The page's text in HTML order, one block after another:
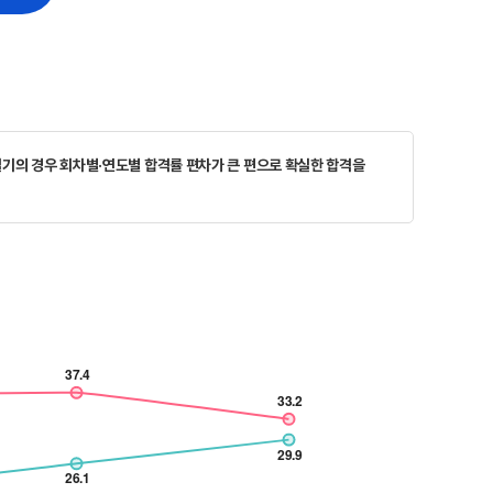
의 경우 회차별·연도별 합격률 편차가 큰 편으로 확실한 합격을